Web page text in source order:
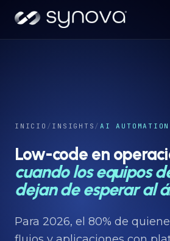
Industrias →
Desarrollos →
Capacidades →
INICIO / INSIGHTS /AI AUTOMATION
Low-code en
cuando los equipos
dejan de esperar al
Para 2026, el 80% de